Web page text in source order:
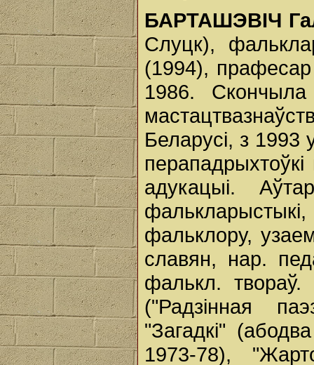
БАРТАШЭВІЧ
Слуцк),
(1994),
1986.
Беларусі, з 1993
перападрыхтоўкі
адукацыі.
фальклору,
славян, нар.
фалькл.
("Радзінная
"Загадкі"
1973-78),